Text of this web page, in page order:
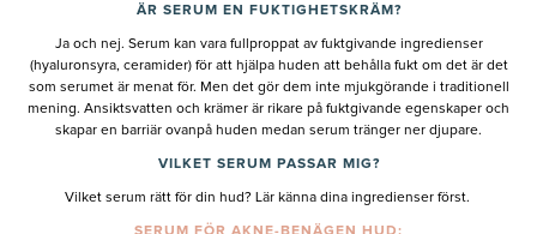
ÄR SERUM EN FUKTIGHETSKRÄM?
Ja och nej. Serum kan vara fullproppat av fuktgivande ingredienser
(hyaluronsyra, ceramider) för att hjälpa huden att behålla fukt om det är det
som serumet är menat för. Men det gör dem inte mjukgörande i traditionell
mening. Ansiktsvatten och krämer är rikare på fuktgivande egenskaper och
skapar en barriär ovanpå huden medan serum tränger ner djupare.
VILKET SERUM PASSAR MIG?
Vilket serum rätt för din hud? Lär känna dina ingredienser först.